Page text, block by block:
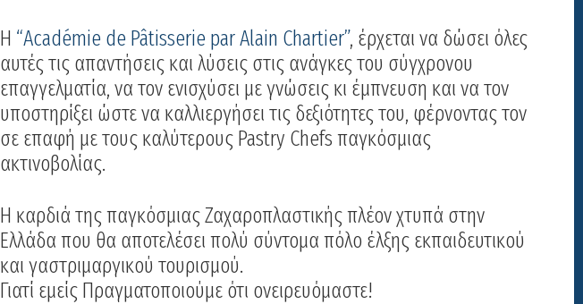
Η “Académie de Pâtisserie par Alain Chartier”, έρχεται να δώσει όλες
αυτές τις απαντήσεις και λύσεις στις ανάγκες του σύγχρονου
επαγγελματία, να τον ενισχύσει με γνώσεις κι έμπνευση και να τον
υποστηρίξει ώστε να καλλιεργήσει τις δεξιότητες του, φέρνοντας τον
σε επαφή με τους καλύτερους Pastry Chefs παγκόσμιας
ακτινοβολίας.
Η καρδιά της παγκόσμιας Ζαχαροπλαστικής πλέον χτυπά στην
Ελλάδα που θα αποτελέσει πολύ σύντομα πόλο έλξης εκπαιδευτικού
και γαστριμαργικού τουρισμού.
Γιατί εμείς Πραγματοποιούμε ότι ονειρευόμαστε!